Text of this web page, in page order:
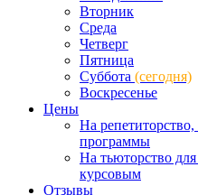
Вторник
Среда
Четверг
Пятница
Суббота (сегодня)
Воскресенье
Цены
На
программы
На тьюторство
курсовым
Отзывы